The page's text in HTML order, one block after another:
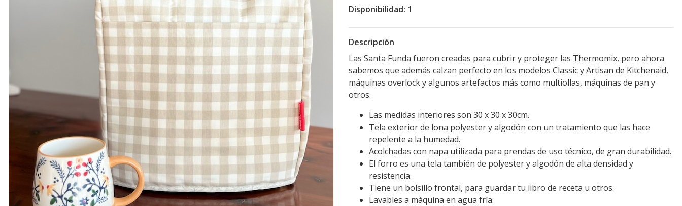
Disponibilidad: 1
Descripción
Las Santa Funda fueron creadas para cubrir y proteger las Thermomix, pero ahora
sabemos que además calzan perfecto en los modelos Classic y Artisan de Kitchenaid,
máquinas overlock y algunos artefactos más como multiollas, máquinas de pan y
otros.
Las medidas interiores son 30 x 30 x 30cm.
Tela exterior de lona polyester y algodón con un tratamiento que las hace
repelente a la humedad.
Acolchadas con napa utilizada para prendas de uso técnico, de gran durabilidad.
El forro es una tela también de polyester y algodón de alta densidad y
resistencia.
Tiene un bolsillo frontal, para guardar tu libro de receta u otros.
Lavables a máquina en agua fría.